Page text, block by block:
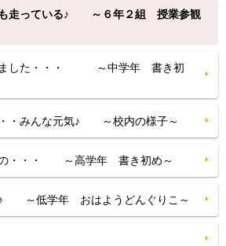
走っている♪ ～６年２組 授業参観
ました・・・ ～中学年 書き初
・みんな元気♪ ～校内の様子～
の・・・ ～高学年 書き初め～
♪ ～低学年 おはようどんぐりこ～